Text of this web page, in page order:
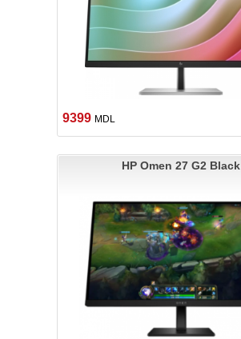
9399 MDL
HP Omen 27 G2 Black